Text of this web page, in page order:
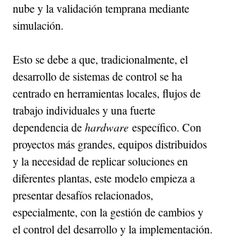
nube y la validación temprana mediante
simulación.
Esto se debe a que, tradicionalmente, el
desarrollo de sistemas de control se ha
centrado en herramientas locales, flujos de
trabajo individuales y una fuerte
dependencia de hardware específico. Con
proyectos más grandes, equipos distribuidos
y la necesidad de replicar soluciones en
diferentes plantas, este modelo empieza a
presentar desafíos relacionados,
especialmente, con la gestión de cambios y
el control del desarrollo y la implementación.